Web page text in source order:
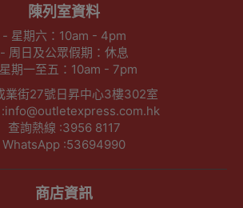
陳列室資料
- 星期六：10am - 4pm
- 周日及公眾假期：休息
期一至五：10am - 7pm
業街27號日昇中心3樓302室
:info@outletexpress.com.hk
查詢熱線 :3956 8117
WhatsApp :53694990
商店資訊